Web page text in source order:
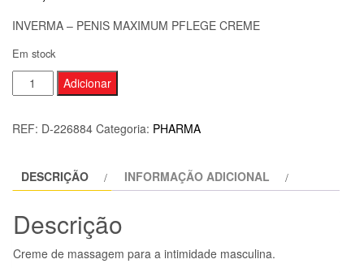
INVERMA – PENIS MAXIMUM PFLEGE CREME
Em stock
Quantidade
de
INVERMA
MAXIMUM
CREME
Adicionar
REF: D-226884 Categoria: PHARMA
DESCRIÇÃO INFORMAÇÃO ADICIONAL
Descrição
Creme de massagem para a intimidade masculina.